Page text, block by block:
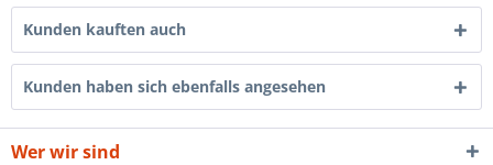
Kunden kauften auch
Kunden haben sich ebenfalls angesehen
Wer wir sind